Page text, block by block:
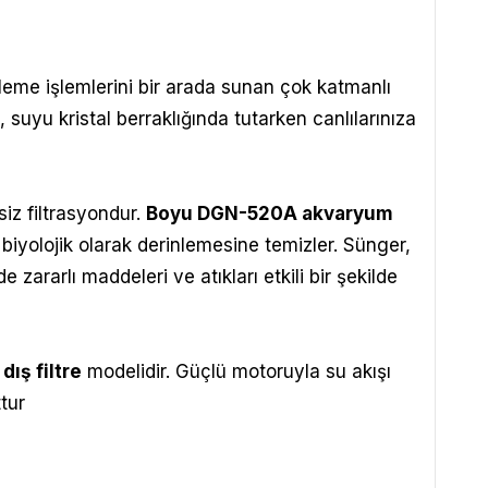
işlemlerini bir arada sunan çok katmanlı
kristal berraklığında tutarken canlılarınıza
filtrasyondur. Boyu DGN-520A akvaryum
olarak derinlemesine temizler. Sünger,
maddeleri ve atıkları etkili bir şekilde
filtre modelidir. Güçlü motoruyla su akışı